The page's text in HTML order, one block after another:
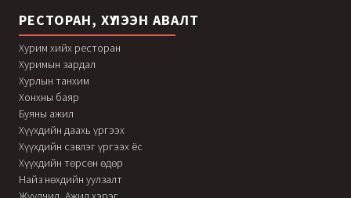
РЕСТОРАН, ХҮЛЭЭН АВАЛТ
Хурим хийх ресторан
Хуримын зардал
Хурлын танхим
Хонхны баяр
Буяны ажил
Хүүхдийн даахь үргээх
Хүүхдийн сэвлэг үргээх ёс
Хүүхдийн төрсөн өдөр
Найз нөхдийн уулзалт